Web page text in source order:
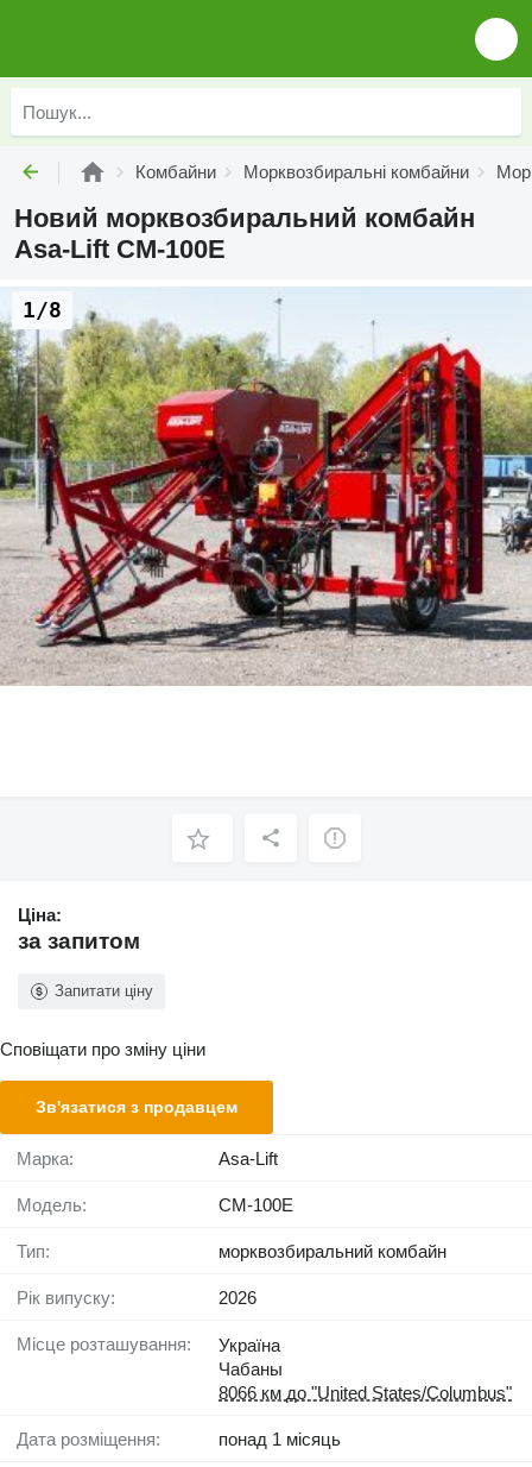
Комбайни Морквозбиральні комбайни
Новий морквозбиральний комбайн
Asa-Lift CM-100E
1/8
Ціна:
за запитом
Запитати ціну
Сповіщати про зміну ціни
Зв'язатися з продавцем
Марка: Asa-Lift
Модель: CM-100E
Тип: морквозбиральний комбайн
Рік випуску: 2026
Місце розташування:
Україна
Чабаны
8066 км до "United States/Columbus"
Дата розміщення: понад 1 місяць